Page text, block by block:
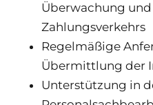
Überwachung
Zahlungsverkehrs
Regelmäßige
Übermittlung der
Unterstützung in